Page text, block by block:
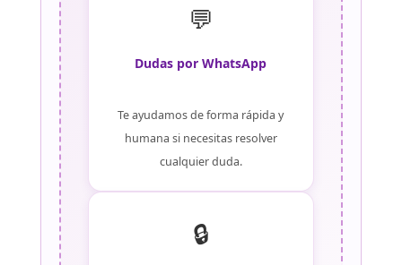
💬
Dudas por WhatsApp
Te ayudamos de forma rápida y
humana si necesitas resolver
cualquier duda.
🔒